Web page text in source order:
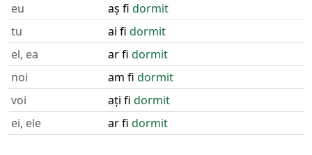
eu aș fi dormit
tu
ai fi dormit
el, ea
ar fi dormit
noi
am fi dormit
voi
ați fi dormit
ei, ele
ar fi dormit